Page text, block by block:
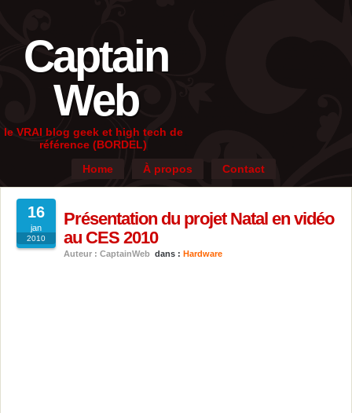
Captain
Web
le VRAI blog geek et high tech de
référence (BORDEL)
Home
À propos Contact
16
jan
2010
Présentation du projet Natal en vidéo
au CES 2010
Auteur : CaptainWeb dans : Hardware